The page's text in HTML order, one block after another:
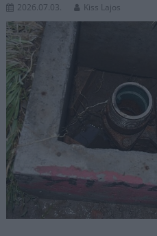
2026.07.03. Kiss Lajos